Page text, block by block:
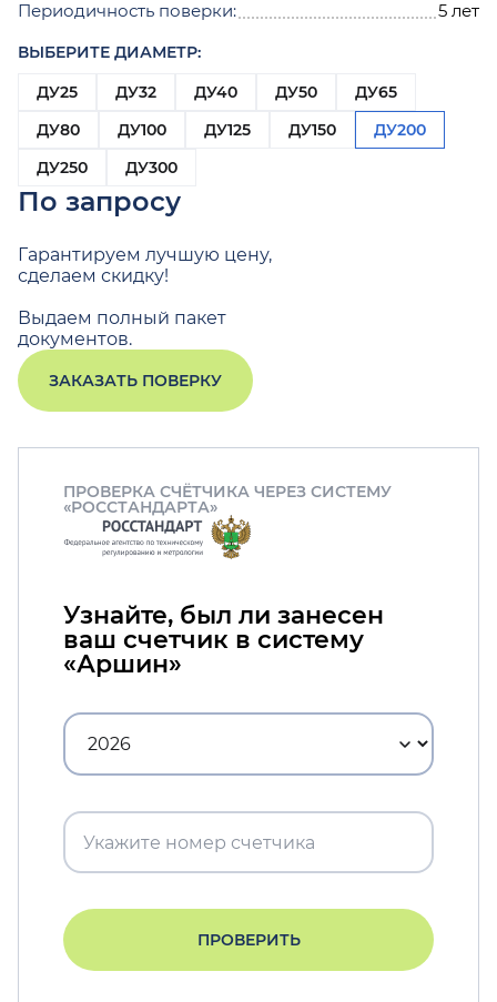
Периодичность поверки:
5 лет
ВЫБЕРИТЕ ДИАМЕТР:
ДУ25
ДУ32 ДУ40 ДУ50
ДУ65
ДУ80
ДУ100 ДУ125 ДУ150
ДУ200
ДУ250
ДУ300
По запросу
Гарантируем лучшую цену,
сделаем скидку!
Выдаем полный пакет
документов.
ЗАКАЗАТЬ ПОВЕРКУ
ПРОВЕРКА СЧЁТЧИКА ЧЕРЕЗ СИСТЕМУ
«РОССТАНДАРТА»
Узнайте, был ли занесен
ваш счетчик в систему
«Аршин»
ПРОВЕРИТЬ